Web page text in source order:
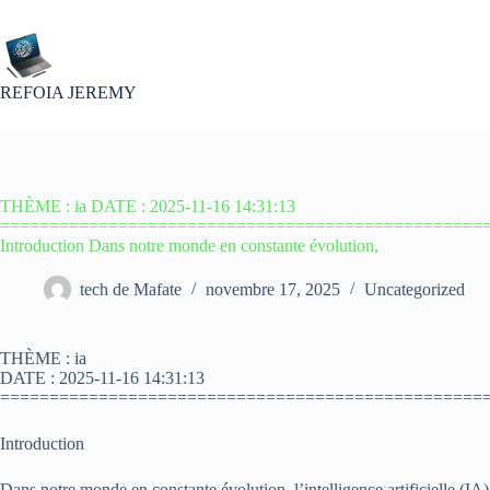
contenu
REFOIA JEREMY
THÈME : ia DATE : 2025-11-16 14:31:13
Introduction Dans notre monde en constante évolution,
tech de Mafate novembre 17, 2025 Uncategorized
THÈME : ia
DATE : 2025-11-16 14:31:13
Introduction